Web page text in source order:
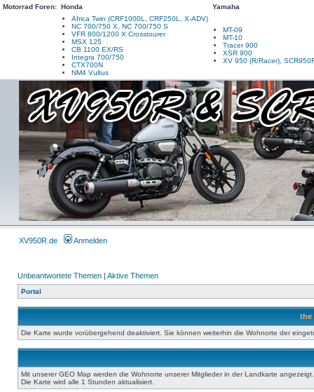
Motorrad Foren: Honda
Yamaha
Africa Twin (CRF1000L, CRF250L, X-ADV)
NC 700/750 X, NC 700/750 S
VFR 800/1200 X Crosstourer
MSX 125
CB 1100 EX/RS
Integra 700/750
CTX700N
NM4 Vultus
MT-09
MT-10
Tracer 900
XSR 900
XV 950 (R/Racer),
XV950R.de Anmelden
Unbeantwortete Themen | Aktive Themen
Portal
the
Die Karte wurde vorübergehend deaktiviert. Sie können weiterhin die Wohnorte der
Mit unserer GEO Map werden die Wohnorte unserer Mitglieder in der Landkarte
Die Karte wird alle 1 Stunden aktualisiert.